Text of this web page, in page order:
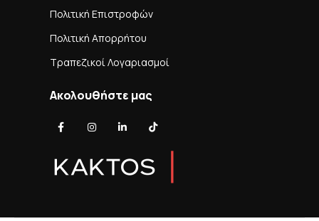
Πολιτική Επιστροφών
Πολιτική Απορρήτου
Τραπεζικοί Λογαριασμοί
Ακολουθήστε μας